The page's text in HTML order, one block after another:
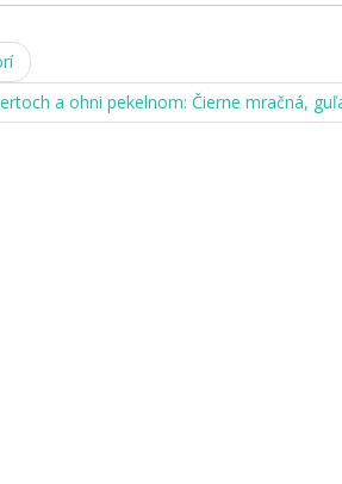
a ohni pekelnom: Čierne mračná,